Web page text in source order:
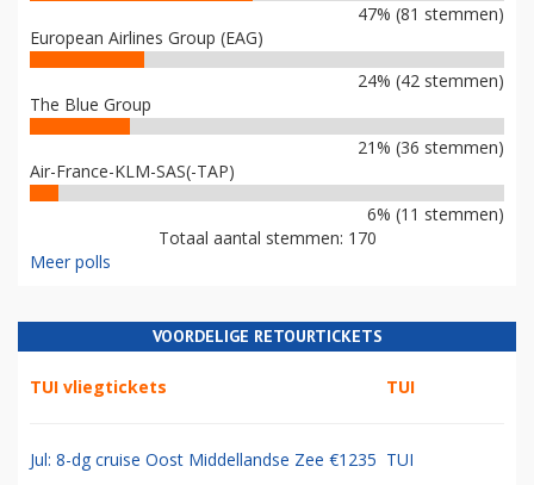
47% (81 stemmen)
European Airlines Group (EAG)
24% (42 stemmen)
The Blue Group
21% (36 stemmen)
Air-France-KLM-SAS(-TAP)
6% (11 stemmen)
Totaal aantal stemmen: 170
Meer polls
VOORDELIGE RETOURTICKETS
TUI vliegtickets TUI
Jul: 8-dg cruise Oost Middellandse Zee €1235 TUI